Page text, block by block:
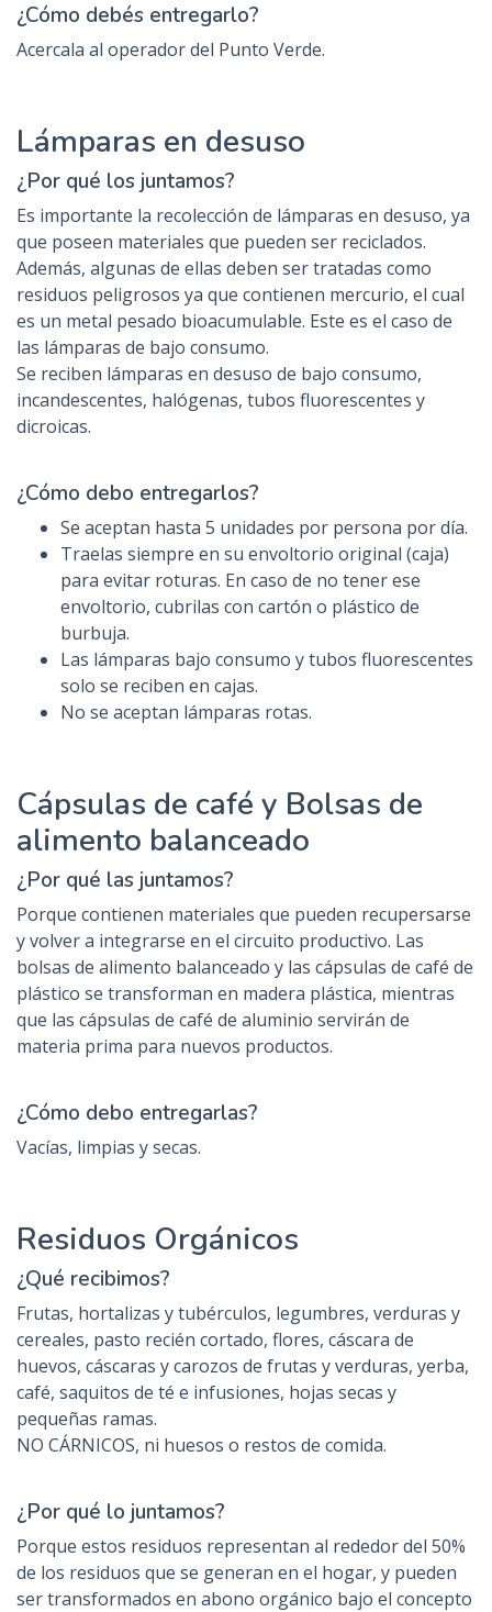
¿Cómo debés entregarlo?
Acercala al operador del Punto Verde.
Lámparas en desuso
¿Por qué los juntamos?
Es importante la recolección de lámparas en desuso, ya
que poseen materiales que pueden ser reciclados.
Además, algunas de ellas deben ser tratadas como
residuos peligrosos ya que contienen mercurio, el cual
es un metal pesado bioacumulable. Este es el caso de
las lámparas de bajo consumo.
Se reciben lámparas en desuso de bajo consumo,
incandescentes, halógenas, tubos fluorescentes y
dicroicas.
¿Cómo debo entregarlos?
Se aceptan hasta 5 unidades por persona por día.
Traelas siempre en su envoltorio original (caja)
para evitar roturas. En caso de no tener ese
envoltorio, cubrilas con cartón o plástico de
burbuja.
Las lámparas bajo consumo y tubos fluorescentes
solo se reciben en cajas.
No se aceptan lámparas rotas.
Cápsulas de café y Bolsas de
alimento balanceado
¿Por qué las juntamos?
Porque contienen materiales que pueden recupersarse
y volver a integrarse en el circuito productivo. Las
bolsas de alimento balanceado y las cápsulas de café de
plástico se transforman en madera plástica, mientras
que las cápsulas de café de aluminio servirán de
materia prima para nuevos productos.
¿Cómo debo entregarlas?
Vacías, limpias y secas.
Residuos Orgánicos
¿Qué recibimos?
Frutas, hortalizas y tubérculos, legumbres, verduras y
cereales, pasto recién cortado, flores, cáscara de
huevos, cáscaras y carozos de frutas y verduras, yerba,
café, saquitos de té e infusiones, hojas secas y
pequeñas ramas.
NO CÁRNICOS, ni huesos o restos de comida.
¿Por qué lo juntamos?
Porque estos residuos representan al rededor del 50%
de los residuos que se generan en el hogar, y pueden
ser transformados en abono orgánico bajo el concepto